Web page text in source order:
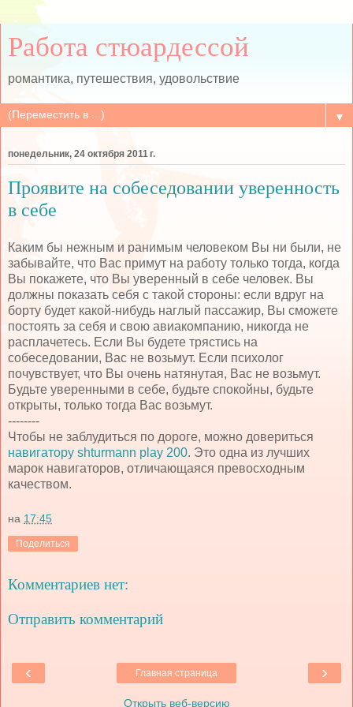
Работа стюардессой
романтика, путешествия, удовольствие
▼
понедельник, 24 октября 2011 г.
Проявите на собеседовании уверенность
в себе
Каким бы нежным и ранимым человеком Вы ни были, не
забывайте, что Вас примут на работу только тогда, когда
Вы покажете, что Вы уверенный в себе человек. Вы
должны показать себя с такой стороны: если вдруг на
борту будет какой-нибудь наглый пассажир, Вы сможете
постоять за себя и свою авиакомпанию, никогда не
расплачетесь. Если Вы будете трястись на
собеседовании, Вас не возьмут. Если психолог
почувствует, что Вы очень натянутая, Вас не возьмут.
Будьте уверенными в себе, будьте спокойны, будьте
открыты, только тогда Вас возьмут.
--------
Чтобы не заблудиться по дороге, можно довериться
навигатору shturmann play 200. Это одна из лучших
марок навигаторов, отличающаяся превосходным
качеством.
на 17:45
Поделиться
Комментариев нет:
Отправить комментарий
‹ ›
Главная страница
Открыть веб-версию